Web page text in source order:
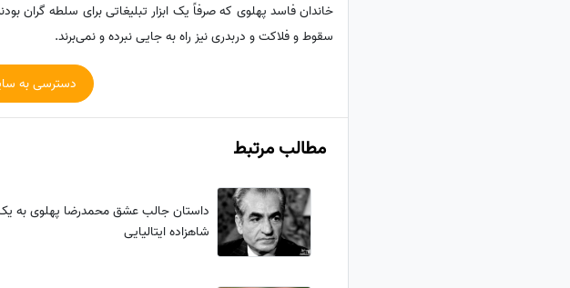
خاندان فاسد پهلوی که صرفاً یک ابزار تبلیغاتی برای سلطه گران
سقوط و فلاکت و دربدری نیز راه به جایی نبرده و نمی‌برند.
دسترسی به
مطالب مرتبط
داستان جالب عشق محمدرضا پهلوی به
شاهزاده ایتالیایی